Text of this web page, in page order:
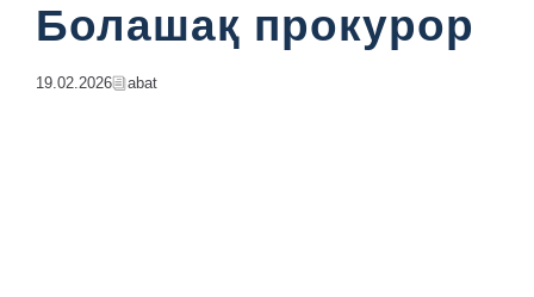
Болашақ прокурор
19.02.2026 Abat